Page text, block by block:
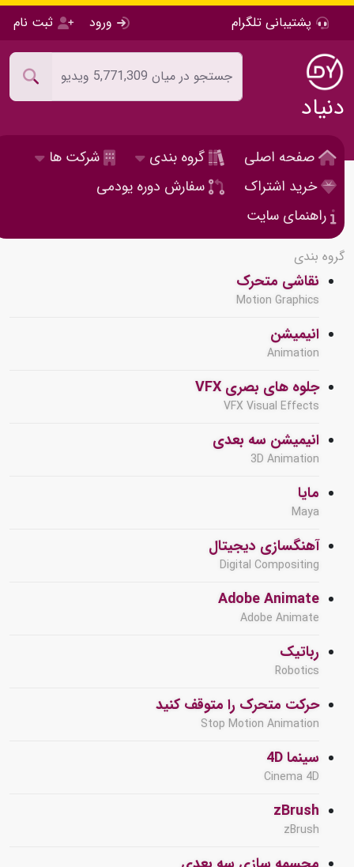
پشتیبانی تلگرام ورود ثبت نام
دنیاد
صفحه اصلی گروه بندی
شرکت ها
خرید اشتراک
سفارش دوره یودمی
راهنمای سایت
گروه بندی
نقاشی متحرک
Motion Graphics
انیمیشن
Animation
جلوه های بصری VFX
VFX Visual Effects
انیمیشن سه بعدی
3D Animation
مایا
Maya
آهنگسازی دیجیتال
Digital Compositing
Adobe Animate
Adobe Animate
رباتیک
Robotics
حرکت متحرک را متوقف کنید
Stop Motion Animation
سینما 4D
Cinema 4D
zBrush
zBrush